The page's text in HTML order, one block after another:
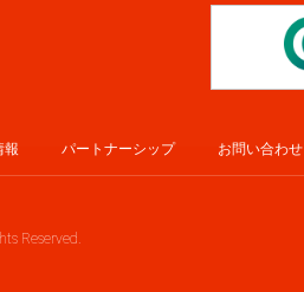
報 パートナーシップ お問い合わせ
Reserved.